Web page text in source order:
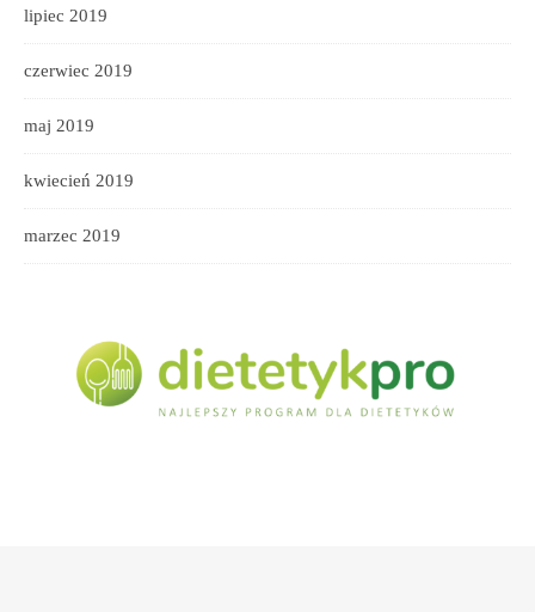
lipiec 2019
czerwiec 2019
maj 2019
kwiecień 2019
marzec 2019